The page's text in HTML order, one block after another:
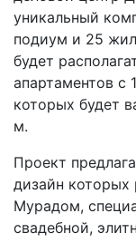
уникальный
подиум и 25
будет
апартаментов с
которых будет
м.
Проект
дизайн которых
Мурадом,
свадебной,